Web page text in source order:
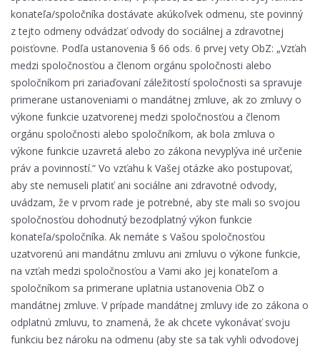
konateľa/spoločníka dostávate akúkoľvek odmenu, ste povinný
z tejto odmeny odvádzať odvody do sociálnej a zdravotnej
poisťovne. Podľa ustanovenia § 66 ods. 6 prvej vety ObZ: „Vzťah
medzi spoločnosťou a členom orgánu spoločnosti alebo
spoločníkom pri zariaďovaní záležitostí spoločnosti sa spravuje
primerane ustanoveniami o mandátnej zmluve, ak zo zmluvy o
výkone funkcie uzatvorenej medzi spoločnosťou a členom
orgánu spoločnosti alebo spoločníkom, ak bola zmluva o
výkone funkcie uzavretá alebo zo zákona nevyplýva iné určenie
práv a povinností.“ Vo vzťahu k Vašej otázke ako postupovať,
aby ste nemuseli platiť ani sociálne ani zdravotné odvody,
uvádzam, že v prvom rade je potrebné, aby ste mali so svojou
spoločnosťou dohodnutý bezodplatný výkon funkcie
konateľa/spoločníka. Ak nemáte s Vašou spoločnosťou
uzatvorenú ani mandátnu zmluvu ani zmluvu o výkone funkcie,
na vzťah medzi spoločnosťou a Vami ako jej konateľom a
spoločníkom sa primerane uplatnia ustanovenia ObZ o
mandátnej zmluve. V prípade mandátnej zmluvy ide zo zákona o
odplatnú zmluvu, to znamená, že ak chcete vykonávať svoju
funkciu bez nároku na odmenu (aby ste sa tak vyhli odvodovej